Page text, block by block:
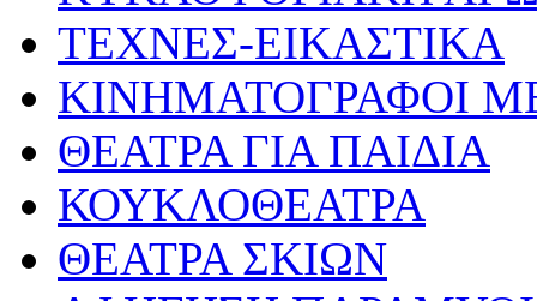
ΤΕΧΝΕΣ-ΕΙΚΑΣΤΙΚΑ
ΚΙΝΗΜΑΤΟΓΡΑΦΟΙ
ΘΕΑΤΡΑ ΓΙΑ ΠΑΙΔΙΑ
ΚΟΥΚΛΟΘΕΑΤΡΑ
ΘΕΑΤΡΑ ΣΚΙΩΝ